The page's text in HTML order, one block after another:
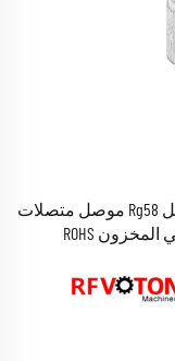
مباشر من المصنع L9 1.6-5.6 ذكر مقبس للكابل Rg58 موصل متصلات